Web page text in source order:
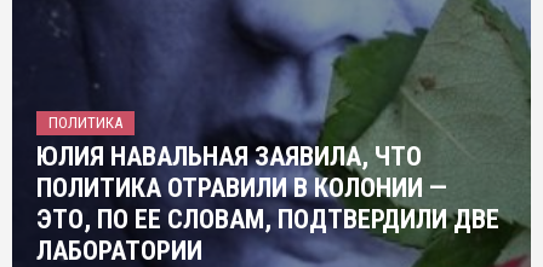
ПОЛИТИКА
ЮЛИЯ НАВАЛЬНАЯ ЗАЯВИЛА, ЧТО
ПОЛИТИКА ОТРАВИЛИ В КОЛОНИИ —
ЭТО, ПО ЕЕ СЛОВАМ, ПОДТВЕРДИЛИ ДВЕ
ЛАБОРАТОРИИ